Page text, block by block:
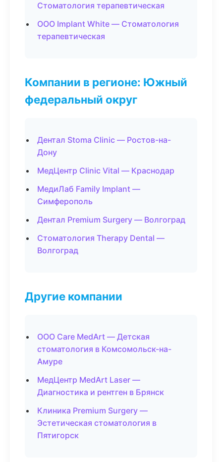
Стоматология терапевтическая
ООО Implant White — Стоматология
терапевтическая
Компании в регионе: Южный
федеральный округ
Дентал Stoma Clinic — Ростов-на-
Дону
МедЦентр Clinic Vital — Краснодар
МедиЛаб Family Implant —
Симферополь
Дентал Premium Surgery — Волгоград
Стоматология Therapy Dental —
Волгоград
Другие компании
ООО Care MedArt — Детская
стоматология в Комсомольск-на-
Амуре
МедЦентр MedArt Laser —
Диагностика и рентген в Брянск
Клиника Premium Surgery —
Эстетическая стоматология в
Пятигорск